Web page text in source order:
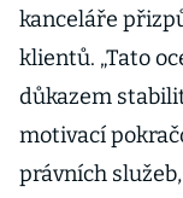
kanceláře
klientů. „Tato
důkazem
motivací
právních